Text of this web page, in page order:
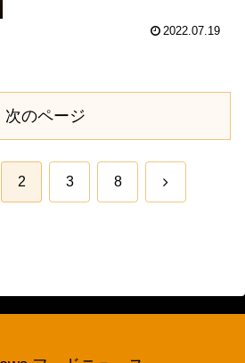
2022.07.19
次のページ
2 3 8 次